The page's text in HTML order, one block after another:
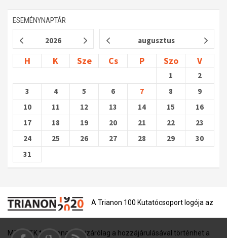
ESEMÉNYNAPTÁR
2026 augusztus
H K Sze Cs P Szo V
1
2
3
4 5 6 7 8
9
10
11 12 13 14 15
16
17
18 19 20 21 22
23
24
25 26 27 28 29
30
31
A Trianon 100 Kutatócsoport logója az
MTA BTK tulajdona, és kizárólag a hozzájárulásával történhet a